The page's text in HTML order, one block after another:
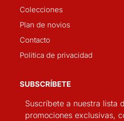
Colecciones
Plan de novios
Contacto
Politica de privacidad
SUBSCRÍBETE
Suscríbete a nuestra lista
promociones exclusivas,